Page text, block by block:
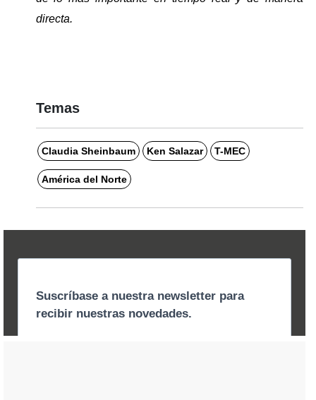
directa.
Temas
Claudia Sheinbaum Ken Salazar T-MEC
América del Norte